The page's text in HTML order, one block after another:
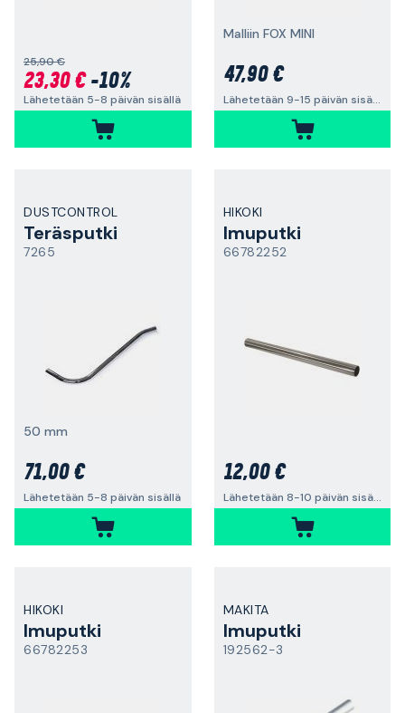
25,90 €
23,30 €-10%
Lähetetään 5-8 päivän sisällä
Malliin FOX MINI
47,90 €
Lähetetään 9-15 päivän sisällä
DUSTCONTROL
Teräsputki
7265
50 mm
71,00 €
Lähetetään 5-8 päivän sisällä
HIKOKI
Imuputki
66782252
12,00 €
Lähetetään 8-10 päivän sisällä
HIKOKI
Imuputki
66782253
MAKITA
Imuputki
192562-3